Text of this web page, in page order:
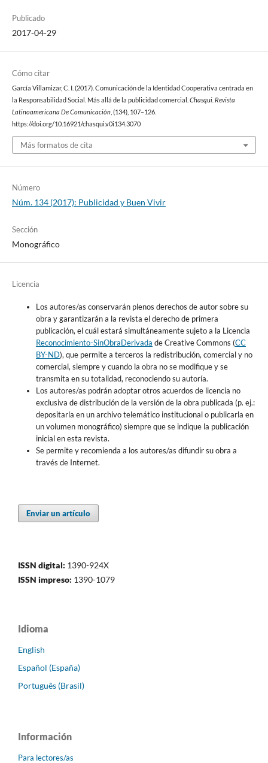
Publicado
2017-04-29
Cómo citar
García Villamizar, C. I. (2017). Comunicación de la Identidad Cooperativa centrada en
la Responsabilidad Social. Más allá de la publicidad comercial. Chasqui. Revista
Latinoamericana De Comunicación, (134), 107–126.
https://doi.org/10.16921/chasqui.v0i134.3070
Más formatos de cita
Número
Núm. 134 (2017): Publicidad y Buen Vivir
Sección
Monográfico
Licencia
Los autores/as conservarán plenos derechos de autor sobre su
obra y garantizarán a la revista el derecho de primera
publicación, el cuál estará simultáneamente sujeto a la Licencia
Reconocimiento-SinObraDerivada de Creative Commons (CC
BY-ND), que permite a terceros la redistribución, comercial y no
comercial, siempre y cuando la obra no se modifique y se
transmita en su totalidad, reconociendo su autoría.
Los autores/as podrán adoptar otros acuerdos de licencia no
exclusiva de distribución de la versión de la obra publicada (p. ej.:
depositarla en un archivo telemático institucional o publicarla en
un volumen monográfico) siempre que se indique la publicación
inicial en esta revista.
Se permite y recomienda a los autores/as difundir su obra a
través de Internet.
Enviar un artículo
ISSN digital: 1390-924X
ISSN impreso: 1390-1079
Idioma
English
Español (España)
Português (Brasil)
Información
Para lectores/as